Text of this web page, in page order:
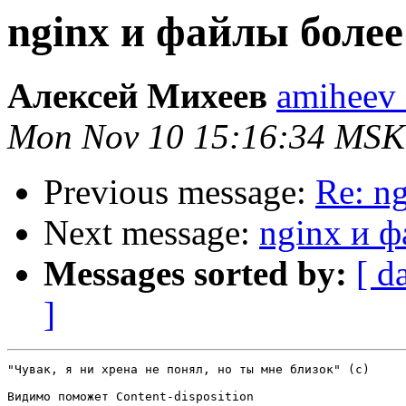
nginx и файлы
Алексей Михеев
Mon Nov 10 15:16:34
Previous message: Re:
Next message: nginx и
Messages sorted by: [
]
"Чувак, я ни хрена не понял, но ты мне близок" (с)
Видимо поможет Content-disposition